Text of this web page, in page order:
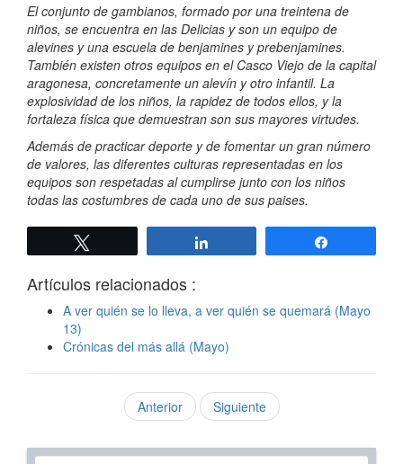
El conjunto de gambianos, formado por una treintena de
niños, se encuentra en las Delicias y son un equipo de
alevines y una escuela de benjamines y prebenjamines.
También existen otros equipos en el Casco Viejo de la capital
aragonesa, concretamente un alevín y otro infantil. La
explosividad de los niños, la rapidez de todos ellos, y la
fortaleza física que demuestran son sus mayores virtudes.
Además de practicar deporte y de fomentar un gran número
de valores, las diferentes culturas representadas en los
equipos son respetadas al cumplirse junto con los niños
todas las costumbres de cada uno de sus paises.
Artículos relacionados :
A ver quién se lo lleva, a ver quién se quemará (Mayo
13)
Crónicas del más allá (Mayo)
Anterior Siguiente